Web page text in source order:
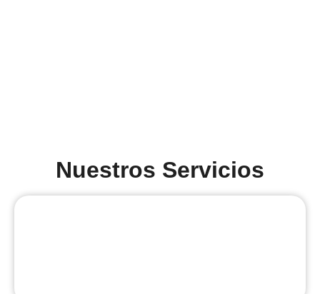
Nuestros Servicios